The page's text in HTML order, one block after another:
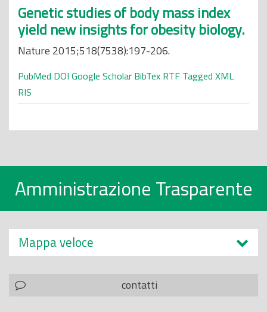
Genetic studies of body mass index
yield new insights for obesity biology.
Nature 2015;518(7538):197-206.
PubMed DOI Google Scholar BibTex RTF Tagged XML
RIS
Amministrazione Trasparente
Mappa veloce
contatti